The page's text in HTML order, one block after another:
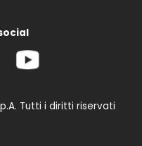
Tutti i diritti riservati